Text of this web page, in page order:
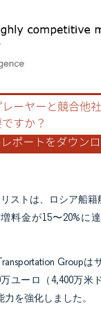
再利用にはCC BY 4.0の
ストは、ロシア船籍
料金が15〜20%に
Group
ユーロ（4,400万米
を強化しました。